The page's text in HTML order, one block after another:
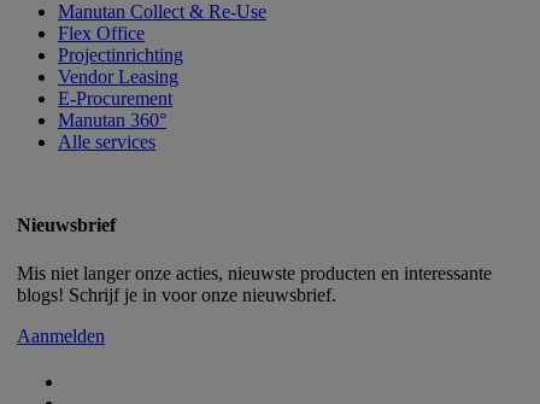
Manutan Collect & Re-Use
Flex Office
Projectinrichting
Vendor Leasing
E-Procurement
Manutan 360°
Alle services
Nieuwsbrief
Mis niet langer onze acties, nieuwste producten en interessante
blogs! Schrijf je in voor onze nieuwsbrief.
Aanmelden